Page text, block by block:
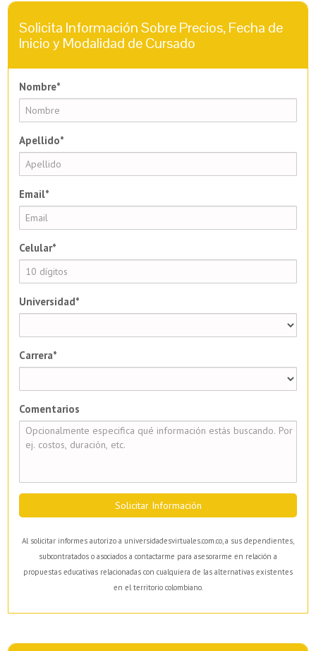
Solicita Información Sobre Precios, Fecha de
Inicio y Modalidad de Cursado
Nombre*
Apellido*
Email*
Celular*
Universidad*
Carrera*
Comentarios
Solicitar Información
Al solicitar informes autorizo a universidadesvirtuales.com.co, a sus dependientes,
subcontratados o asociados a contactarme para asesorarme en relación a
propuestas educativas relacionadas con cualquiera de las alternativas existentes
en el territorio colombiano.